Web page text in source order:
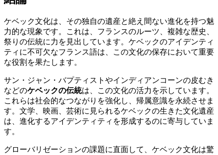
ケベック文化は、その独自の遺産と絶え間ない進化を持つ魅
力的な現象です。これは、フランスのルーツ、複雑な歴史、
祭りの伝統に力を見出しています。ケベックのアイデンティ
ティに不可欠なフランス語は、この文化の保存において重要
な役割を果たします。
サン・ジャン・バプティストやインディアンコーンの皮むき
などのケベックの伝統は、この文化の活力を示しています。
これらは社会的なつながりを強化し、帰属意識を永続させま
す。文学、映画、芸術に見られるケベックの生きた文化遺産
は、進化するアイデンティティを形成するのに寄与していま
す。
グローバリゼーションの課題に直面して、ケベック文化は驚